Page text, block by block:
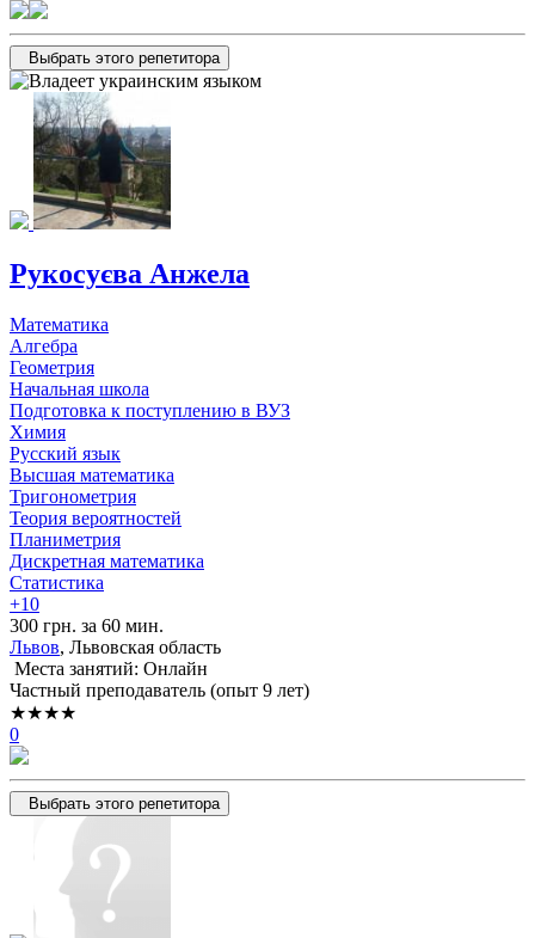
Выбрать этого репетитора
Рукосуєва Анжела
Математика
Алгебра
Геометрия
Начальная школа
Подготовка к поступлению в ВУЗ
Химия
Русский язык
Высшая математика
Тригонометрия
Теория вероятностей
Планиметрия
Дискретная математика
Статистика
+10
300 грн. за 60 мин.
Львов, Львовская область
Места занятий: Онлайн
Частный преподаватель (опыт 9 лет)
★★★★
0
Выбрать этого репетитора